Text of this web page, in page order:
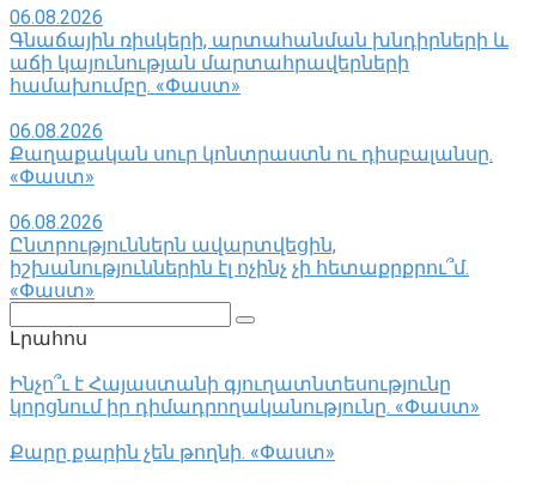
06.08.2026
Գնաճային ռիսկերի, արտահանման խնդիրների և
աճի կայունության մարտահրավերների
համախումբը. «Փաստ»
06.08.2026
Քաղաքական սուր կոնտրաստն ու դիսբալանսը.
«Փաստ»
06.08.2026
Ընտրություններն ավարտվեցին,
իշխանություններին էլ ոչինչ չի հետաքրքրու՞մ.
«Փաստ»
Լրահոս
Ինչո՞ւ է Հայաստանի գյուղատնտեսությունը
կորցնում իր դիմադրողականությունը. «Փաստ»
Քարը քարին չեն թողնի. «Փաստ»